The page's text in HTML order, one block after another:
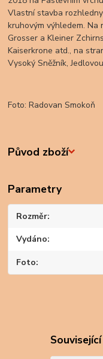
Vlastní stavba
kruhovým výhledem. Na
Grosser a Kleiner
Kaiserkrone atd., na
Vysoký Sněžník,
Foto: Radovan Smokoň
Původ zboží
Parametry
Rozměr
Vydáno
Foto